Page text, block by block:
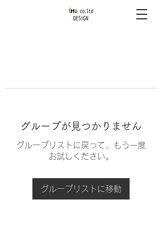
グループが見つかりません
グループリストに戻って、もう一度
お試しください。
グループリストに移動